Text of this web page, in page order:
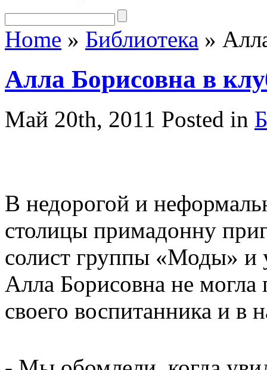
Home » Библиотека »
Алла Борисовна в
Май 20th, 2011 Posted in
В недорогой и
столицы примадонну
солист группы «Моды» и
Алла Борисовна не могла
своего воспитанника и в